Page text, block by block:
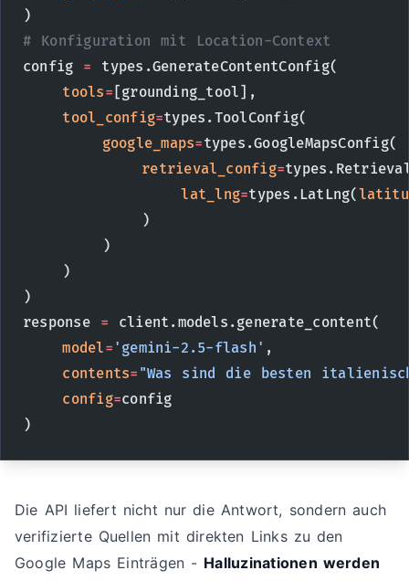
)
# Konfiguration mit Location-Context
config = types.GenerateContentConfig(
    tools
= [grounding_tool],
    tool_config
=types.ToolConfig(
        google_maps
=types.GoogleMapsConfig(
            retrieval_config
=
                lat_lng
=types.LatLng(
            )
        )
    )
)
response = client.models.generate_content(
    model
= 'gemini-2.5-flash' ,
    contents
= "Was sind die besten
    config
=config
)
Die API liefert nicht nur die Antwort, sondern auch
verifizierte Quellen mit direkten Links zu den
Google Maps Einträgen - Halluzinationen werden